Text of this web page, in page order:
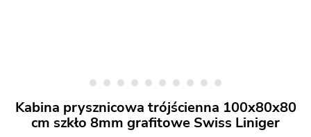
Kabina prysznicowa trójścienna 100x80x80
cm szkło 8mm grafitowe Swiss Liniger